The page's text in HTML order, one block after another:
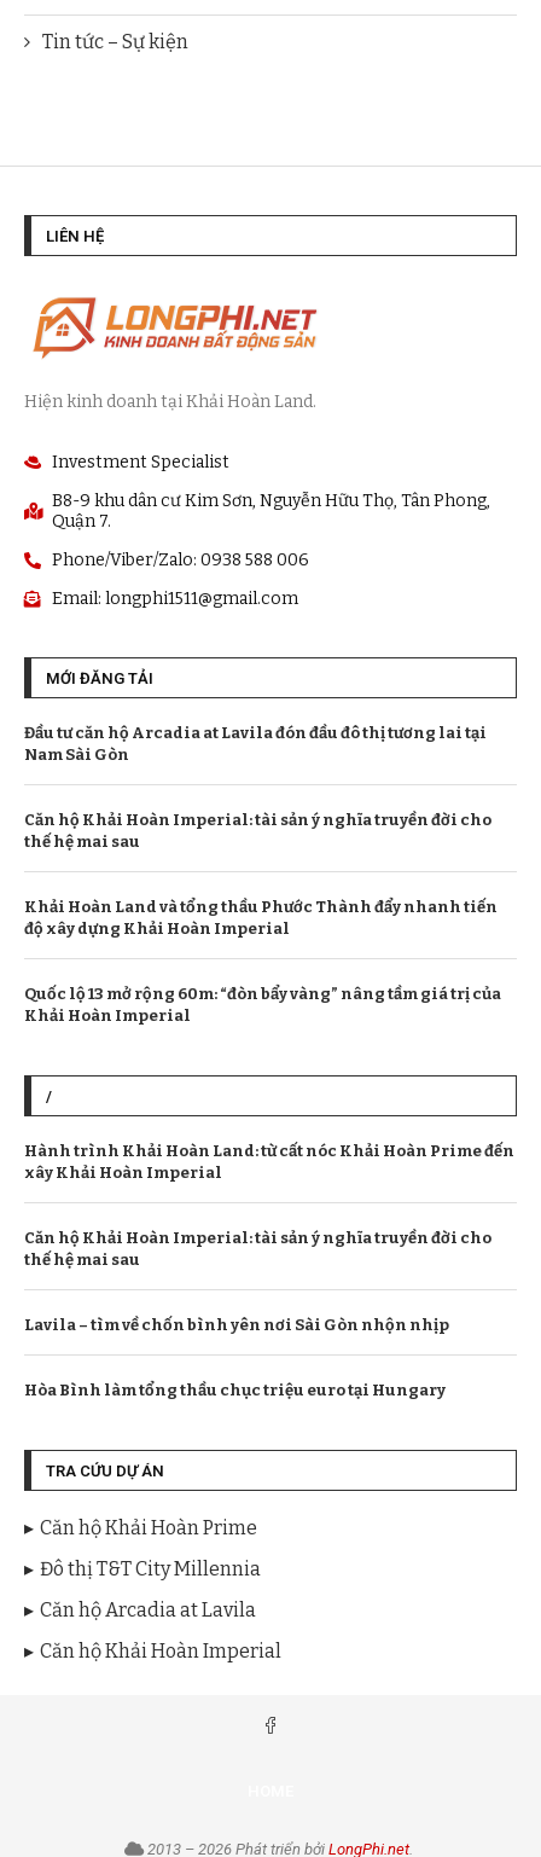
Tin tức – Sự kiện
LIÊN HỆ
Hiện kinh doanh tại Khải Hoàn Land.
Investment Specialist
B8-9 khu dân cư Kim Sơn, Nguyễn Hữu Thọ, Tân Phong,
Quận 7.
Phone/Viber/Zalo: 0938 588 006
Email: longphi1511@gmail.com
MỚI ĐĂNG TẢI
Đầu tư căn hộ Arcadia at Lavila đón đầu đô thị tương lai tại
Nam Sài Gòn
Căn hộ Khải Hoàn Imperial: tài sản ý nghĩa truyền đời cho
thế hệ mai sau
Khải Hoàn Land và tổng thầu Phước Thành đẩy nhanh tiến
độ xây dựng Khải Hoàn Imperial
Quốc lộ 13 mở rộng 60m: “đòn bẩy vàng” nâng tầm giá trị của
Khải Hoàn Imperial
/
Hành trình Khải Hoàn Land: từ cất nóc Khải Hoàn Prime đến
xây Khải Hoàn Imperial
Căn hộ Khải Hoàn Imperial: tài sản ý nghĩa truyền đời cho
thế hệ mai sau
Lavila – tìm về chốn bình yên nơi Sài Gòn nhộn nhịp
Hòa Bình làm tổng thầu chục triệu euro tại Hungary
TRA CỨU DỰ ÁN
Căn hộ Khải Hoàn Prime
Đô thị T&T City Millennia
Căn hộ Arcadia at Lavila
Căn hộ Khải Hoàn Imperial
2013 – 2026 Phát triển bởi LongPhi.net.